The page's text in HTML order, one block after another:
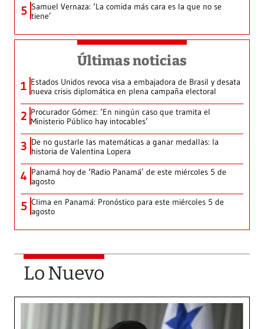
5 Samuel Vernaza: ‘La comida más cara es la que no se
tiene’
Últimas noticias
1 Estados Unidos revoca visa a embajadora de Brasil y desata
nueva crisis diplomática en plena campaña electoral
2 Procurador Gómez: ‘En ningún caso que tramita el
Ministerio Público hay intocables’
3 De no gustarle las matemáticas a ganar medallas: la
historia de Valentina Lopera
4 Panamá hoy de ‘Radio Panamá’ de este miércoles 5 de
agosto
5 Clima en Panamá: Pronóstico para este miércoles 5 de
agosto
Lo Nuevo